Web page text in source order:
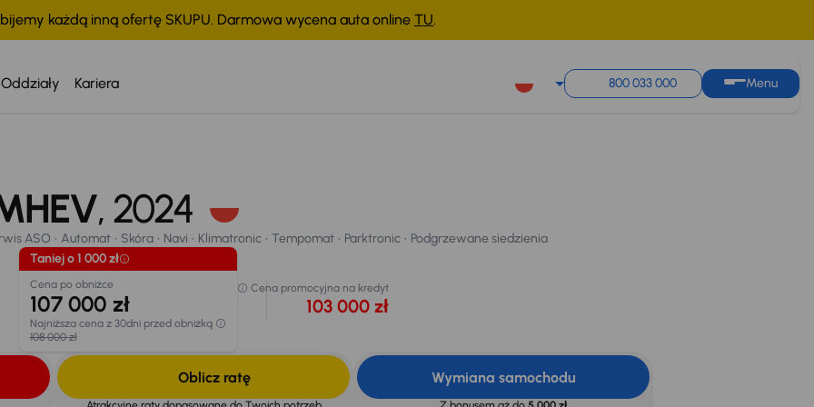
każdą inną ofertę SKUPU. Darmowa wycena auta online TU.
Oddziały Kariera 800 033 000 Menu
, 2024
ASO Automat Skóra Navi Klimatronic Tempomat Parktronic
Podgrzewane siedzienia
Taniej o 1 000 zł
Cena po obniżce
107 000 zł
Najniższa cena z 30dni przed obniżką
108 000 zł
Cena promocyjna na kredyt
103 000 zł
Oblicz ratę Wymiana samochodu